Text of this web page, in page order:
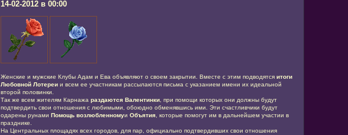
14-02-2012 в 00:00
Женские и мужские Клубы Адам и Ева объявляют о своем закрытии. Вместе с этим подводятся итоги
Любовной Лотереии всем ее участникам рассылаются письма с указанием имени их идеальной
второй половинки.
Так же всем жителям Карнажа раздаются Валентинки, при помощи которых они должны будут
подтвердить свои отношения с любимыми, обоюдно обменявшись ими. Эти счастливчики будут
одарены рунами Помощь возлюбленномуи Объятия, которые помогут им в дальнейшем участии в
празднике.
На Центральных площадях всех городов, для пар, официально подтвердивших свои отношения